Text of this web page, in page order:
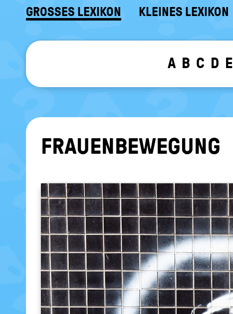
GROSSES LEXIKON KLEINES LEXIKON
A B C D E
FRAU­EN­BE­WE­GUNG